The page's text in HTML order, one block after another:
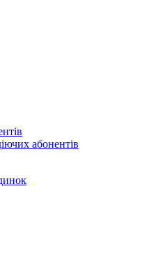
абонентів